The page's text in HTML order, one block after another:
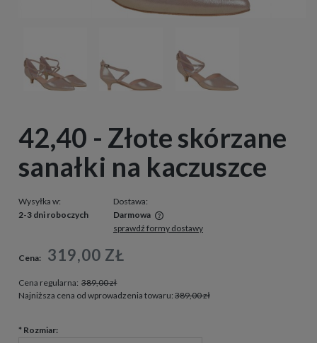
42,40 - Złote skórzane
sanałki na kaczuszce
Wysyłka w:
2-3 dni roboczych
Dostawa:
Darmowa
Cena nie zawiera ewentualnych kosztów płatności
sprawdź formy dostawy
Cena: 319,00 ZŁ
Cena regularna: 389,00 zł
Najniższa cena od wprowadzenia towaru: 389,00 zł
* Rozmiar: